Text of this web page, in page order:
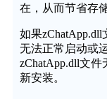
在，从而节省存
如果
无法正常启动或
zChatApp.dll文
新安装。